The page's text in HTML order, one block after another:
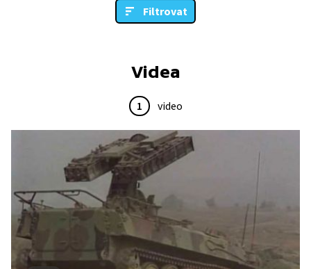
Filtrovat
Videa
1 video